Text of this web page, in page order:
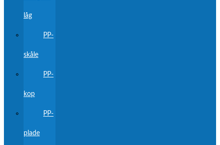
låg
PP-
skåle
PP-
kop
PP-
plade